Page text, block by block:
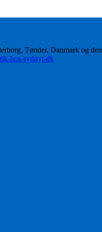
Tønder, Danmark og
hos-sydnyt-dk